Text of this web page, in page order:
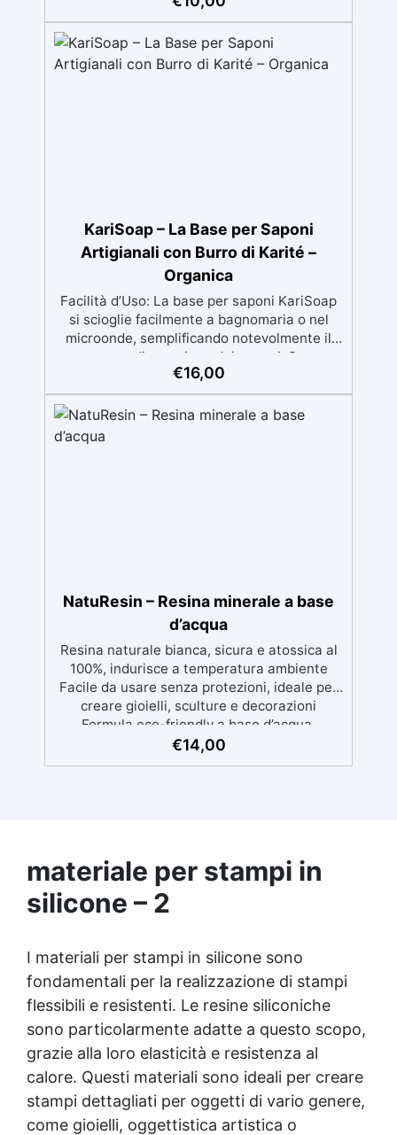
decorazioni personalizzate Nuova Formula:
Non lascia superfici appiccicose, risultato
pulito e sicuro
KariSoap – La Base per Saponi
Artigianali con Burro di Karité –
Organica
Facilità d’Uso: La base per saponi KariSoap
si scioglie facilmente a bagnomaria o nel
microonde, semplificando notevolmente il
processo di creazione dei saponi. Super
Sicuro: Realizzata con ingredienti naturali e
sicuri, KariSoap è un prodotto organico che
garantisce un sapone delicato sulla pelle e
privo di sostanze nocive. Benefici del Burro
di Karité: Ricca di burro di karité, nota per le
può essere facilmente colorata con i
coloranti ColorSoap, permettendoti di creare
saponi dal design unico e personalizzato.
€16,00
NatuResin – Resina minerale a base
d’acqua
Resina naturale bianca, sicura e atossica al
100%, indurisce a temperatura ambiente
Facile da usare senza protezioni, ideale per
creare gioielli, sculture e decorazioni
Formula eco-friendly a base d’acqua,
alternativa sicura alle resine tradizionali
€14,00
materiale per stampi in
silicone – 2
I materiali per stampi in silicone sono
fondamentali per la realizzazione di stampi
flessibili e resistenti. Le resine siliconiche
sono particolarmente adatte a questo scopo,
grazie alla loro elasticità e resistenza al
calore. Questi materiali sono ideali per creare
stampi dettagliati per oggetti di vario genere,
come gioielli, oggettistica artistica o